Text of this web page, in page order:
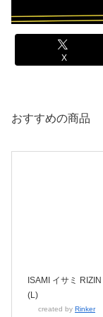
X
おすすめの商品
ISAMI イサミ
(L)
created by Rinker